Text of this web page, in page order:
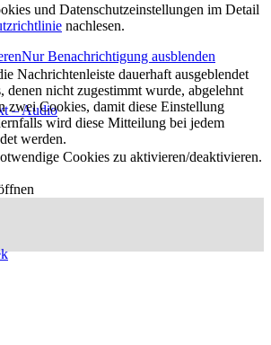
– Audio
und Datenschutzeinstellungen im Detail
nachlesen.
Nur Benachrichtigung ausblenden
Nachrichtenleiste dauerhaft ausgeblendet
denen nicht zugestimmt wurde, abgelehnt
zwei Cookies, damit diese Einstellung
wird diese Mitteilung bei jedem
werden.
Cookies zu aktivieren/deaktivieren.